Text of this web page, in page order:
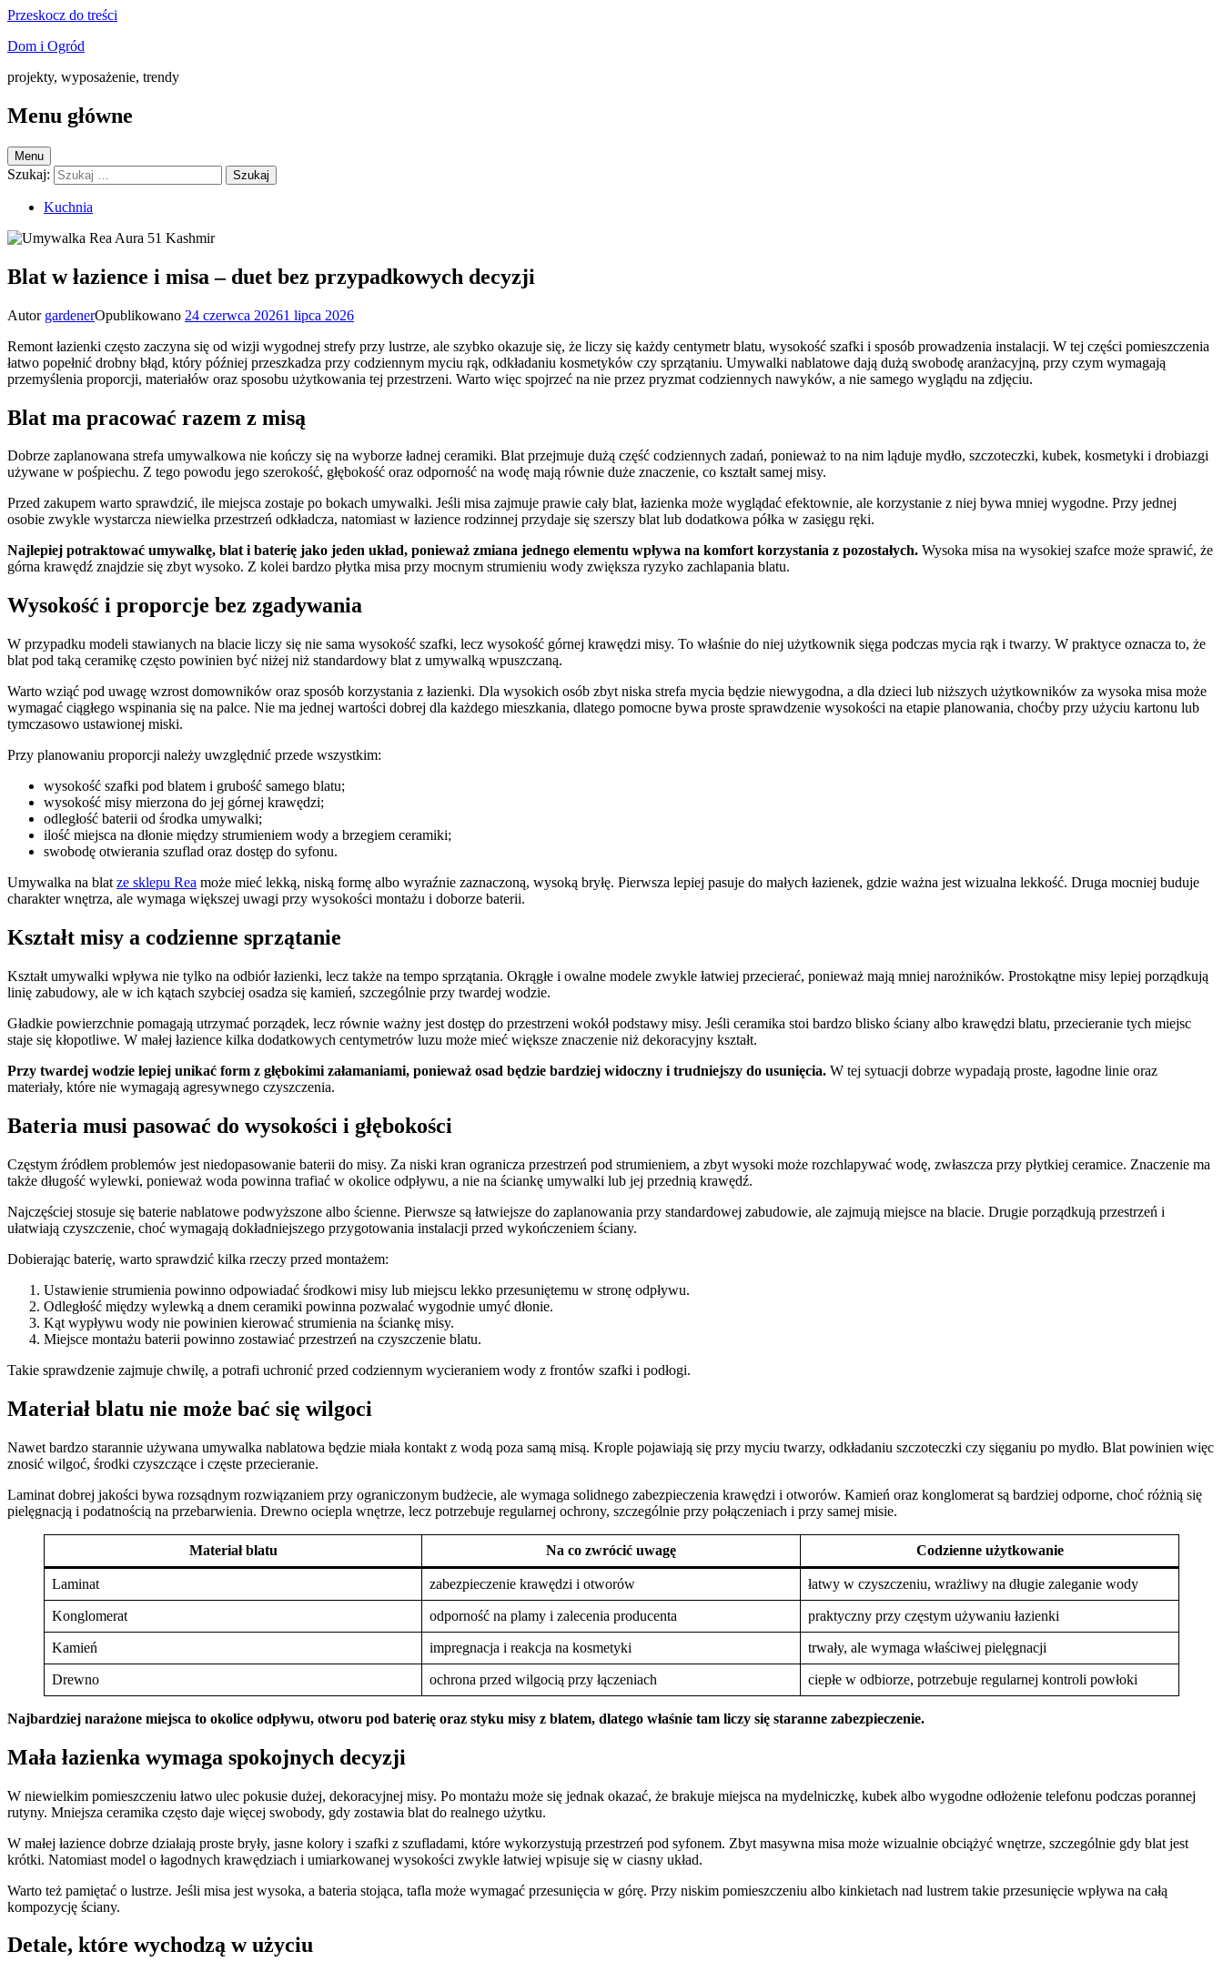
Przeskocz do treści
Dom i Ogród
projekty, wyposażenie, trendy
Menu główne
Menu
Szukaj:
Kuchnia
Blat w łazience i misa – duet bez przypadkowych decyzji
Autor gardenerOpublikowano 24 czerwca 20261 lipca 2026
Remont łazienki często zaczyna się od wizji wygodnej strefy przy lustrze, ale szybko okazuje się, że liczy się każdy centymetr blatu, wysokość szafki i sposób prowadzenia instalacji. W tej części pomieszczenia
łatwo popełnić drobny błąd, który później przeszkadza przy codziennym myciu rąk, odkładaniu kosmetyków czy sprzątaniu. Umywalki nablatowe dają dużą swobodę aranżacyjną, przy czym wymagają
przemyślenia proporcji, materiałów oraz sposobu użytkowania tej przestrzeni. Warto więc spojrzeć na nie przez pryzmat codziennych nawyków, a nie samego wyglądu na zdjęciu.
Blat ma pracować razem z misą
Dobrze zaplanowana strefa umywalkowa nie kończy się na wyborze ładnej ceramiki. Blat przejmuje dużą część codziennych zadań, ponieważ to na nim ląduje mydło, szczoteczki, kubek, kosmetyki i drobiazgi
używane w pośpiechu. Z tego powodu jego szerokość, głębokość oraz odporność na wodę mają równie duże znaczenie, co kształt samej misy.
Przed zakupem warto sprawdzić, ile miejsca zostaje po bokach umywalki. Jeśli misa zajmuje prawie cały blat, łazienka może wyglądać efektownie, ale korzystanie z niej bywa mniej wygodne. Przy jednej
osobie zwykle wystarcza niewielka przestrzeń odkładcza, natomiast w łazience rodzinnej przydaje się szerszy blat lub dodatkowa półka w zasięgu ręki.
Najlepiej potraktować umywalkę, blat i baterię jako jeden układ, ponieważ zmiana jednego elementu wpływa na komfort korzystania z pozostałych. Wysoka misa na wysokiej szafce może sprawić, że
górna krawędź znajdzie się zbyt wysoko. Z kolei bardzo płytka misa przy mocnym strumieniu wody zwiększa ryzyko zachlapania blatu.
Wysokość i proporcje bez zgadywania
W przypadku modeli stawianych na blacie liczy się nie sama wysokość szafki, lecz wysokość górnej krawędzi misy. To właśnie do niej użytkownik sięga podczas mycia rąk i twarzy. W praktyce oznacza to, że
blat pod taką ceramikę często powinien być niżej niż standardowy blat z umywalką wpuszczaną.
Warto wziąć pod uwagę wzrost domowników oraz sposób korzystania z łazienki. Dla wysokich osób zbyt niska strefa mycia będzie niewygodna, a dla dzieci lub niższych użytkowników za wysoka misa może
wymagać ciągłego wspinania się na palce. Nie ma jednej wartości dobrej dla każdego mieszkania, dlatego pomocne bywa proste sprawdzenie wysokości na etapie planowania, choćby przy użyciu kartonu lub
tymczasowo ustawionej miski.
Przy planowaniu proporcji należy uwzględnić przede wszystkim:
wysokość szafki pod blatem i grubość samego blatu;
wysokość misy mierzona do jej górnej krawędzi;
odległość baterii od środka umywalki;
ilość miejsca na dłonie między strumieniem wody a brzegiem ceramiki;
swobodę otwierania szuflad oraz dostęp do syfonu.
Umywalka na blat ze sklepu Rea może mieć lekką, niską formę albo wyraźnie zaznaczoną, wysoką bryłę. Pierwsza lepiej pasuje do małych łazienek, gdzie ważna jest wizualna lekkość. Druga mocniej buduje
charakter wnętrza, ale wymaga większej uwagi przy wysokości montażu i doborze baterii.
Kształt misy a codzienne sprzątanie
Kształt umywalki wpływa nie tylko na odbiór łazienki, lecz także na tempo sprzątania. Okrągłe i owalne modele zwykle łatwiej przecierać, ponieważ mają mniej narożników. Prostokątne misy lepiej porządkują
linię zabudowy, ale w ich kątach szybciej osadza się kamień, szczególnie przy twardej wodzie.
Gładkie powierzchnie pomagają utrzymać porządek, lecz równie ważny jest dostęp do przestrzeni wokół podstawy misy. Jeśli ceramika stoi bardzo blisko ściany albo krawędzi blatu, przecieranie tych miejsc
staje się kłopotliwe. W małej łazience kilka dodatkowych centymetrów luzu może mieć większe znaczenie niż dekoracyjny kształt.
Przy twardej wodzie lepiej unikać form z głębokimi załamaniami, ponieważ osad będzie bardziej widoczny i trudniejszy do usunięcia. W tej sytuacji dobrze wypadają proste, łagodne linie oraz
materiały, które nie wymagają agresywnego czyszczenia.
Bateria musi pasować do wysokości i głębokości
Częstym źródłem problemów jest niedopasowanie baterii do misy. Za niski kran ogranicza przestrzeń pod strumieniem, a zbyt wysoki może rozchlapywać wodę, zwłaszcza przy płytkiej ceramice. Znaczenie ma
także długość wylewki, ponieważ woda powinna trafiać w okolice odpływu, a nie na ściankę umywalki lub jej przednią krawędź.
Najczęściej stosuje się baterie nablatowe podwyższone albo ścienne. Pierwsze są łatwiejsze do zaplanowania przy standardowej zabudowie, ale zajmują miejsce na blacie. Drugie porządkują przestrzeń i
ułatwiają czyszczenie, choć wymagają dokładniejszego przygotowania instalacji przed wykończeniem ściany.
Dobierając baterię, warto sprawdzić kilka rzeczy przed montażem:
Ustawienie strumienia powinno odpowiadać środkowi misy lub miejscu lekko przesuniętemu w stronę odpływu.
Odległość między wylewką a dnem ceramiki powinna pozwalać wygodnie umyć dłonie.
Kąt wypływu wody nie powinien kierować strumienia na ściankę misy.
Miejsce montażu baterii powinno zostawiać przestrzeń na czyszczenie blatu.
Takie sprawdzenie zajmuje chwilę, a potrafi uchronić przed codziennym wycieraniem wody z frontów szafki i podłogi.
Materiał blatu nie może bać się wilgoci
Nawet bardzo starannie używana umywalka nablatowa będzie miała kontakt z wodą poza samą misą. Krople pojawiają się przy myciu twarzy, odkładaniu szczoteczki czy sięganiu po mydło. Blat powinien więc
znosić wilgoć, środki czyszczące i częste przecieranie.
Laminat dobrej jakości bywa rozsądnym rozwiązaniem przy ograniczonym budżecie, ale wymaga solidnego zabezpieczenia krawędzi i otworów. Kamień oraz konglomerat są bardziej odporne, choć różnią się
pielęgnacją i podatnością na przebarwienia. Drewno ociepla wnętrze, lecz potrzebuje regularnej ochrony, szczególnie przy połączeniach i przy samej misie.
Materiał blatu Na co zwrócić uwagę Codzienne użytkowanie
Laminat zabezpieczenie krawędzi i otworów łatwy w czyszczeniu, wrażliwy na długie zaleganie wody
Konglomerat odporność na plamy i zalecenia producenta praktyczny przy częstym używaniu łazienki
Kamień impregnacja i reakcja na kosmetyki trwały, ale wymaga właściwej pielęgnacji
Drewno ochrona przed wilgocią przy łączeniach ciepłe w odbiorze, potrzebuje regularnej kontroli powłoki
Najbardziej narażone miejsca to okolice odpływu, otworu pod baterię oraz styku misy z blatem, dlatego właśnie tam liczy się staranne zabezpieczenie.
Mała łazienka wymaga spokojnych decyzji
W niewielkim pomieszczeniu łatwo ulec pokusie dużej, dekoracyjnej misy. Po montażu może się jednak okazać, że brakuje miejsca na mydelniczkę, kubek albo wygodne odłożenie telefonu podczas porannej
rutyny. Mniejsza ceramika często daje więcej swobody, gdy zostawia blat do realnego użytku.
W małej łazience dobrze działają proste bryły, jasne kolory i szafki z szufladami, które wykorzystują przestrzeń pod syfonem. Zbyt masywna misa może wizualnie obciążyć wnętrze, szczególnie gdy blat jest
krótki. Natomiast model o łagodnych krawędziach i umiarkowanej wysokości zwykle łatwiej wpisuje się w ciasny układ.
Warto też pamiętać o lustrze. Jeśli misa jest wysoka, a bateria stojąca, tafla może wymagać przesunięcia w górę. Przy niskim pomieszczeniu albo kinkietach nad lustrem takie przesunięcie wpływa na całą
kompozycję ściany.
Detale, które wychodzą w użyciu